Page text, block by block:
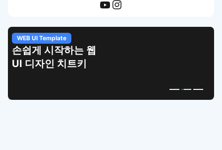
WEB UI Template
손쉽게 시작하는 웹
UI 디자인 치트키